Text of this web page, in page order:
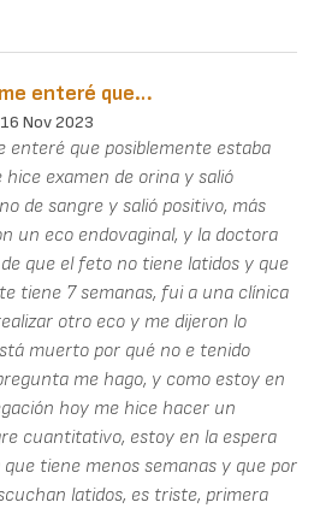
enteré que…
16 Nov 2023
enteré que posiblemente estaba
hice examen de orina y salió
de sangre y salió positivo, más
un eco endovaginal, y la doctora
que el feto no tiene latidos y que
tiene 7 semanas, fui a una clínica
otro eco y me dijeron lo
muerto por qué no e tenido
me hago, y como estoy en
hoy me hice hacer un
cuantitativo, estoy en la espera
que tiene menos semanas y que por
latidos, es triste, primera